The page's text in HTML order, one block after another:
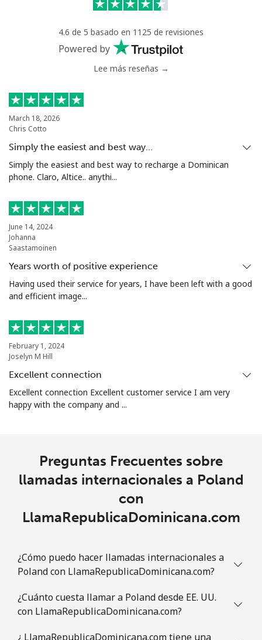
⁦18.9c⁩ 26 min por ⁦$5⁩
Celular
Portugal
Línea fija ⁦1.6c⁩
Celular ⁦4.9c⁩
All
country
⁦1.5c⁩ 333 min por ⁦$5⁩
4.6 de 5 basado en 1125 de revisiones
Powered by
Lee más reseñas →
March 18, 2026
Chris Cotto
Simply the easiest and best way…
Simply the easiest and best way to recharge a Dominican
phone. Claro, Altice.. anythi...
June 14, 2024
Johanna
Saastamoinen
Years worth of positive experience
Having used their service for years, I have been left with a good
and efficient image...
February 1, 2024
Joselyn M Hill
Excellent connection
Excellent connection Excellent customer service I am very
happy with the company and ...
Preguntas Frecuentes sobre
llamadas internacionales a Poland
con
LlamaRepublicaDominicana.com
¿Cómo puedo hacer llamadas internacionales a
Poland con LlamaRepublicaDominicana.com?
¿Cuánto cuesta llamar a Poland desde EE. UU.
con LlamaRepublicaDominicana.com?
¿ LlamaRepublicaDominicana.com tiene una